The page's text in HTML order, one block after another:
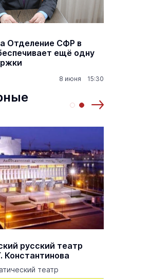
Отделение СФР в
ещё одну
8 июня 15:30
русский театр
Константинова
театр